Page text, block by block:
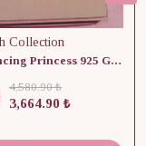
Collection
12 Dancing Princess 925 Gümüş/ Kolye, Küpe ve Yüzük Set
4,580.90 ₺
3,664.90 ₺